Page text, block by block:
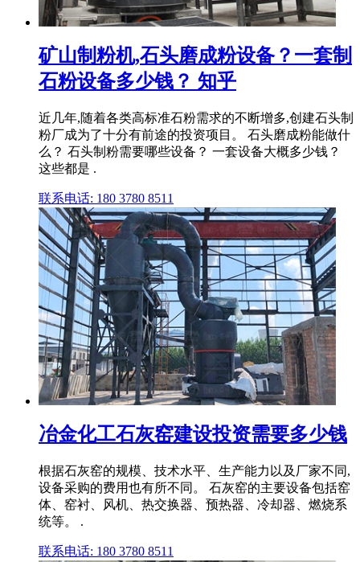
矿山制粉机,石头磨成粉设备？一套制
石粉设备多少钱？ 知乎
近几年,随着各类高标准石粉需求的不断增多,创建石头制
粉厂成为了十分有前途的投资项目。 石头磨成粉能做什
么？ 石头制粉需要哪些设备？ 一套设备大概多少钱？
这些都是 .
联系电话: 180 3780 8511
冶金化工石灰窑建设投资需要多少钱
根据石灰窑的规模、技术水平、生产能力以及厂家不同,
设备采购的费用也有所不同。 石灰窑的主要设备包括窑
体、窑衬、风机、热交换器、预热器、冷却器、燃烧系
统等。 .
联系电话: 180 3780 8511